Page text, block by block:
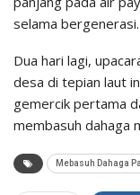
selama bergenerasi.
​Dua hari lagi,
desa di tepian laut
gemercik pertama
membasuh dahaga
Mebasuh Dahaga